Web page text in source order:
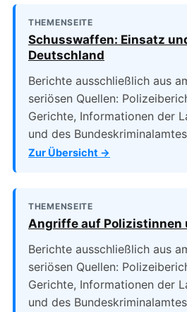
THEMENSEITE
Schusswaffen: Einsatz
Deutschland
Berichte ausschließlich aus
seriösen Quellen:
Gerichte, Informationen der
und des
Zur Übersicht →
THEMENSEITE
Angriffe auf Polizistinnen
Berichte ausschließlich aus
seriösen Quellen:
Gerichte, Informationen der
und des